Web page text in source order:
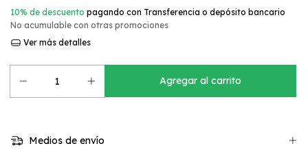
10% de descuento pagando con Transferencia o depósito bancario
No acumulable con otras promociones
Ver más detalles
Medios de envío